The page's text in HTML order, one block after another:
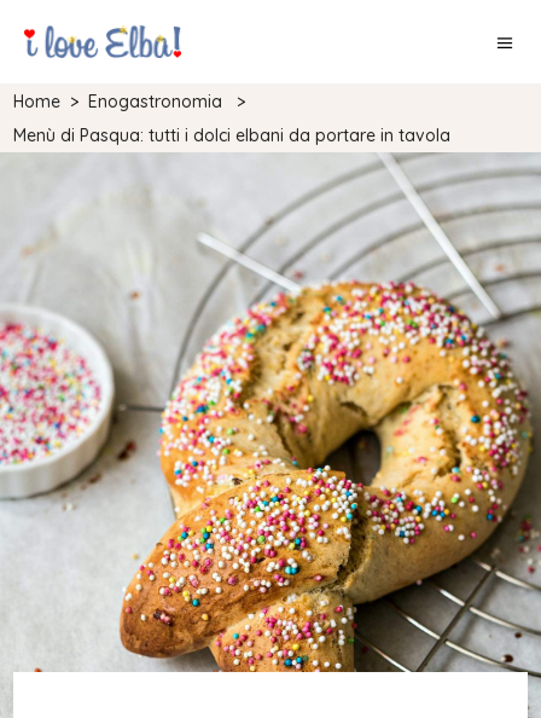
Home >Enogastronomia
>
Menù di Pasqua: tutti i dolci elbani da portare in tavola